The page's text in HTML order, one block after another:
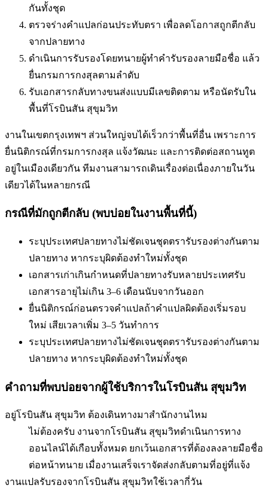
กันทั้งชุด
ตรวจร่างคำแปลก่อนประทับตรา เพื่อลดโอกาสถูกตีกลับ
จากปลายทาง
ดำเนินการรับรองโดยทนายผู้ทำคำรับรองลายมือชื่อ แล้ว
ยื่นกรมการกงสุลตามลำดับ
รับเอกสารกลับทางขนส่งแบบมีเลขติดตาม หรือนัดรับใน
พื้นที่โรบินสัน สุขุมวิท
งานในเขตกรุงเทพฯ ส่วนใหญ่จบได้เร็วกว่าพื้นที่อื่น เพราะการ
ยื่นนิติกรณ์ที่กรมการกงสุล แจ้งวัฒนะ และการติดต่อสถานทูต
อยู่ในเมืองเดียวกัน ทีมงานสามารถเดินเรื่องต่อเนื่องภายในวัน
เดียวได้ในหลายกรณี
กรณีที่มักถูกตีกลับ (พบบ่อยในงานพื้นที่นี้)
ระบุประเทศปลายทางไม่ชัดเจนชุดตรารับรองต่างกันตาม
ปลายทาง หากระบุผิดต้องทำใหม่ทั้งชุด
เอกสารเก่าเกินกำหนดที่ปลายทางรับหลายประเทศรับ
เอกสารอายุไม่เกิน 3–6 เดือนนับจากวันออก
ยื่นนิติกรณ์ก่อนตรวจคำแปลถ้าคำแปลผิดต้องเริ่มรอบ
ใหม่ เสียเวลาเพิ่ม 3–5 วันทำการ
ระบุประเทศปลายทางไม่ชัดเจนชุดตรารับรองต่างกันตาม
ปลายทาง หากระบุผิดต้องทำใหม่ทั้งชุด
คำถามที่พบบ่อยจากผู้ใช้บริการในโรบินสัน สุขุมวิท
อยู่โรบินสัน สุขุมวิท ต้องเดินทางมาสำนักงานไหม
ไม่ต้องครับ งานจากโรบินสัน สุขุมวิทดำเนินการทาง
ออนไลน์ได้เกือบทั้งหมด ยกเว้นเอกสารที่ต้องลงลายมือชื่อ
ต่อหน้าทนาย เมื่องานเสร็จเราจัดส่งกลับตามที่อยู่ที่แจ้ง
งานแปลรับรองจากโรบินสัน สุขุมวิทใช้เวลากี่วัน